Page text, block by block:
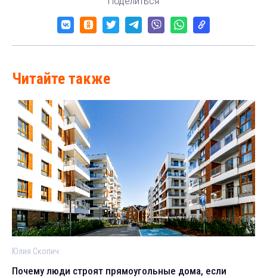
Читайте также
Юлия Скопич
Почему люди строят прямоугольные дома, если